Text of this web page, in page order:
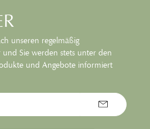
unseren regelmäßig
Sie werden stets unter den
und Angebote informiert